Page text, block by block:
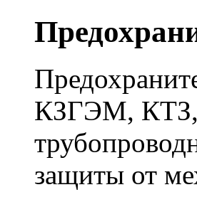
КЗГЭМ,
защиты от